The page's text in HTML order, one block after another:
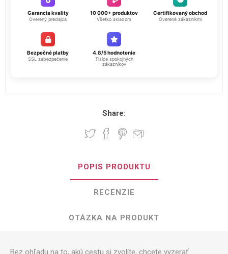
Garancia kvality
Overený predajca
10 000+ produktov
Všetko skladom
Certifikovaný obchod
Overené zákazníkmi
Bezpečné platby
SSL zabezpečenie
4.8/5 hodnotenie
Tisíce spokojných
zákazníkov
Share:
POPIS PRODUKTU
RECENZIE
OTÁZKA NA PRODUKT
Bez ohľadu na to, akú cestu si zvolíte, chcete vyzerať